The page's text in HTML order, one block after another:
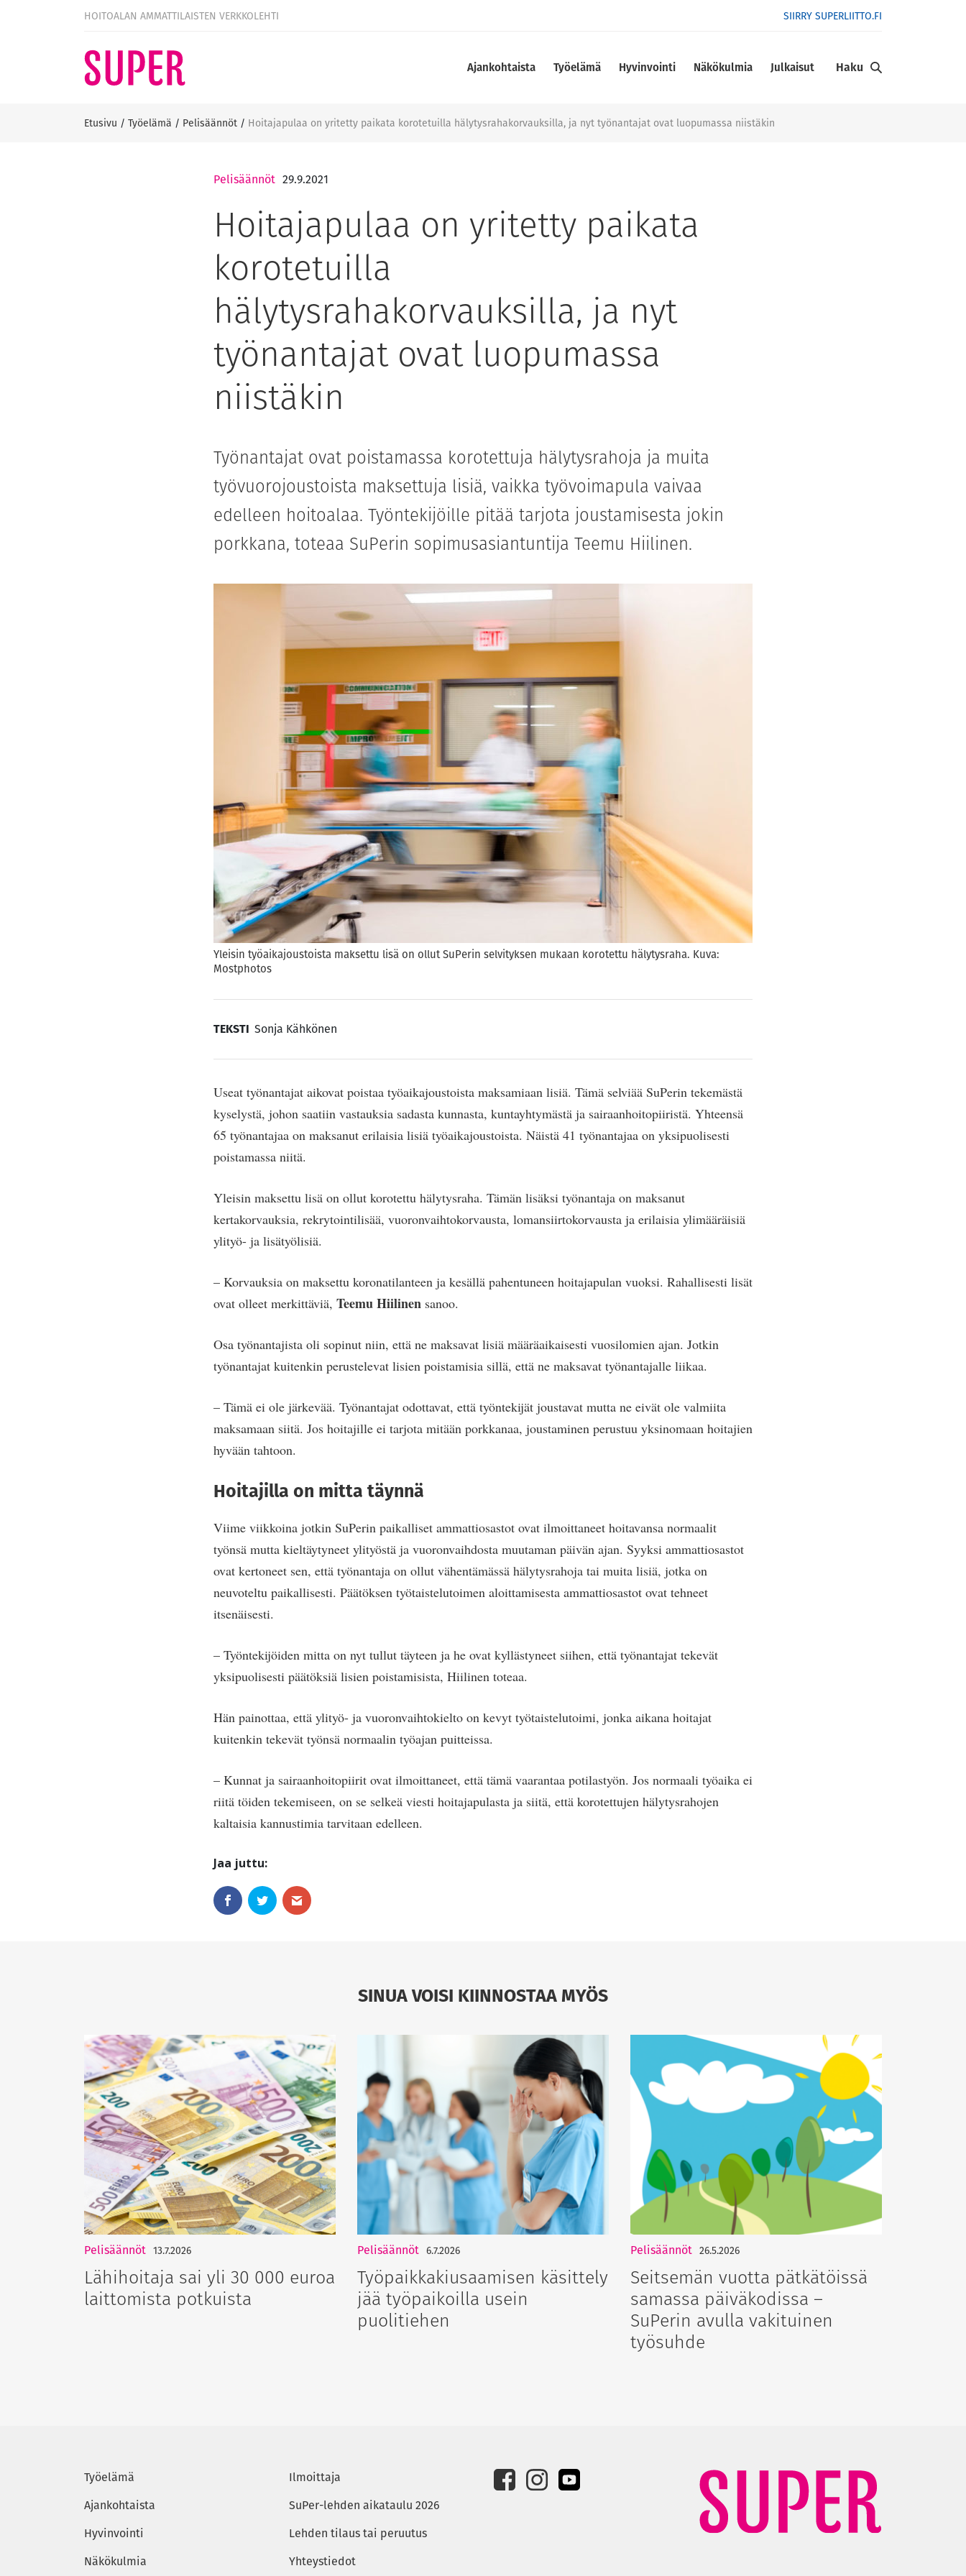
HOITOALAN AMMATTILAISTEN VERKKOLEHTI SIIRRY SUPERLIITTO.FI
Ajankohtaista Työelämä Hyvinvointi Näkökulmia Julkaisut Haku
Etusivu / Työelämä / Pelisäännöt / Hoitajapulaa on yritetty paikata korotetuilla hälytysrahakorvauksilla, ja nyt työnantajat ovat luopumassa niistäkin
Pelisäännöt 29.9.2021
Hoitajapulaa on yritetty paikata
korotetuilla
hälytysrahakorvauksilla, ja nyt
työnantajat ovat luopumassa
niistäkin
Työnantajat ovat poistamassa korotettuja hälytysrahoja ja muita
työvuorojoustoista maksettuja lisiä, vaikka työvoimapula vaivaa
edelleen hoitoalaa. Työntekijöille pitää tarjota joustamisesta jokin
porkkana, toteaa SuPerin sopimusasiantuntija Teemu Hiilinen.
Yleisin työaikajoustoista maksettu lisä on ollut SuPerin selvityksen mukaan korotettu hälytysraha. Kuva:
Mostphotos
TEKSTI Sonja Kähkönen
Useat työnantajat aikovat poistaa työaikajoustoista maksamiaan lisiä. Tämä selviää SuPerin tekemästä
kyselystä, johon saatiin vastauksia sadasta kunnasta, kuntayhtymästä ja sairaanhoitopiiristä. Yhteensä
65 työnantajaa on maksanut erilaisia lisiä työaikajoustoista. Näistä 41 työnantajaa on yksipuolisesti
poistamassa niitä.
Yleisin maksettu lisä on ollut korotettu hälytysraha. Tämän lisäksi työnantaja on maksanut
kertakorvauksia, rekrytointilisää, vuoronvaihtokorvausta, lomansiirtokorvausta ja erilaisia ylimääräisiä
ylityö- ja lisätyölisiä.
– Korvauksia on maksettu koronatilanteen ja kesällä pahentuneen hoitajapulan vuoksi. Rahallisesti lisät
ovat olleet merkittäviä, Teemu Hiilinen sanoo.
Osa työnantajista oli sopinut niin, että ne maksavat lisiä määräaikaisesti vuosilomien ajan. Jotkin
työnantajat kuitenkin perustelevat lisien poistamisia sillä, että ne maksavat työnantajalle liikaa.
– Tämä ei ole järkevää. Työnantajat odottavat, että työntekijät joustavat mutta ne eivät ole valmiita
maksamaan siitä. Jos hoitajille ei tarjota mitään porkkanaa, joustaminen perustuu yksinomaan hoitajien
hyvään tahtoon.
Hoitajilla on mitta täynnä
Viime viikkoina jotkin SuPerin paikalliset ammattiosastot ovat ilmoittaneet hoitavansa normaalit
työnsä mutta kieltäytyneet ylityöstä ja vuoronvaihdosta muutaman päivän ajan. Syyksi ammattiosastot
ovat kertoneet sen, että työnantaja on ollut vähentämässä hälytysrahoja tai muita lisiä, jotka on
neuvoteltu paikallisesti. Päätöksen työtaistelutoimen aloittamisesta ammattiosastot ovat tehneet
itsenäisesti.
– Työntekijöiden mitta on nyt tullut täyteen ja he ovat kyllästyneet siihen, että työnantajat tekevät
yksipuolisesti päätöksiä lisien poistamisista, Hiilinen toteaa.
Hän painottaa, että ylityö- ja vuoronvaihtokielto on kevyt työtaistelutoimi, jonka aikana hoitajat
kuitenkin tekevät työnsä normaalin työajan puitteissa.
– Kunnat ja sairaanhoitopiirit ovat ilmoittaneet, että tämä vaarantaa potilastyön. Jos normaali työaika ei
riitä töiden tekemiseen, on se selkeä viesti hoitajapulasta ja siitä, että korotettujen hälytysrahojen
kaltaisia kannustimia tarvitaan edelleen.
SINUA VOISI KIINNOSTAA MYÖS
Pelisäännöt 13.7.2026
Lähihoitaja sai yli 30 000 euroa
laittomista potkuista
Pelisäännöt 6.7.2026
Työpaikkakiusaamisen käsittely
jää työpaikoilla usein
puolitiehen
Pelisäännöt 26.5.2026
Seitsemän vuotta pätkätöissä
samassa päiväkodissa –
SuPerin avulla vakituinen
työsuhde
Työelämä
Ajankohtaista
Hyvinvointi
Näkökulmia
Ilmoittaja
SuPer-lehden aikataulu 2026
Lehden tilaus tai peruutus
Yhteystiedot